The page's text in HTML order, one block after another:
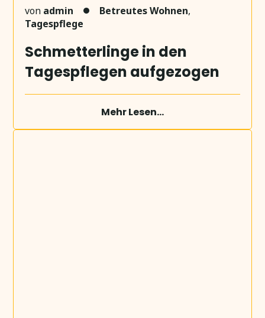
Schmetterlinge in den
Tagespflegen aufgezogen
von admin Betreutes Wohnen,
Tagespflege
Mehr Lesen...